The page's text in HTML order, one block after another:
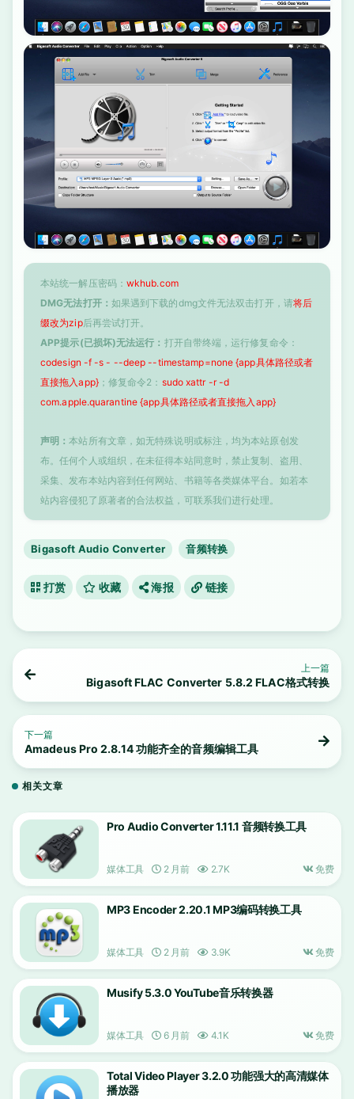
本站统一解压密码： wkhub.com
DMG无法打开： 如果遇到下载的dmg文件无法双击打开，请将后
缀改为zip后再尝试打开。
APP提示(已损坏)无法运行： 打开自带终端，运行修复命令：
codesign -f -s - --deep --timestamp=none {app具体路径或者
直接拖入app}；修复命令2： sudo xattr -r -d
com.apple.quarantine {app具体路径或者直接拖入app}
声明：本站所有文章，如无特殊说明或标注，均为本站原创发
布。任何个人或组织，在未征得本站同意时，禁止复制、盗用、
采集、发布本站内容到任何网站、书籍等各类媒体平台。如若本
站内容侵犯了原著者的合法权益，可联系我们进行处理。
Bigasoft Audio Converter 音频转换
打赏 收藏 海报 链接
上一篇
Bigasoft FLAC Converter 5.8.2 FLAC格式转换
下一篇
Amadeus Pro 2.8.14 功能齐全的音频编辑工具
相关文章
Pro Audio Converter 1.11.1 音频转换工具
媒体工具 2 月前 2.7K 免费
MP3 Encoder 2.20.1 MP3编码转换工具
媒体工具 2 月前 3.9K 免费
Musify 5.3.0 YouTube音乐转换器
媒体工具 6 月前 4.1K 免费
Total Video Player 3.2.0 功能强大的高清媒体
播放器